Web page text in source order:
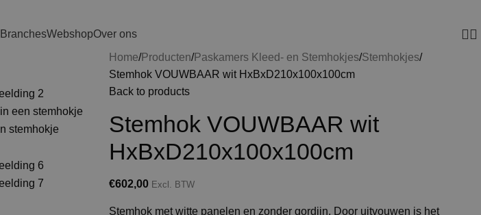
BranchesWebshopOver ons
Home Producten Paskamers Kleed- en Stemhokjes Stemhokjes
Stemhok VOUWBAAR wit HxBxD210x100x100cm
Back to products
Stemhok VOUWBAAR wit
HxBxD210x100x100cm
€602,00 Excl. BTW
Stemhok met witte panelen en zonder gordijn. Door uitvouwen is het